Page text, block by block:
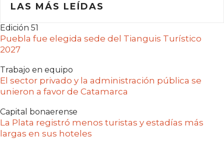
LAS MÁS LEÍDAS
Edición 51
Puebla fue elegida sede del Tianguis Turístico
2027
Trabajo en equipo
El sector privado y la administración pública se
unieron a favor de Catamarca
Capital bonaerense
La Plata registró menos turistas y estadías más
largas en sus hoteles